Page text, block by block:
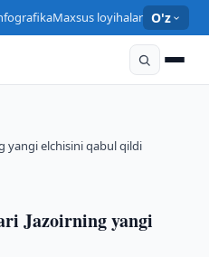
Maxsus loyihalar O'z
yangi elchisini qabul qildi
Jazoirning yangi